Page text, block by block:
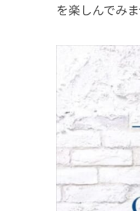
を楽しんでみ